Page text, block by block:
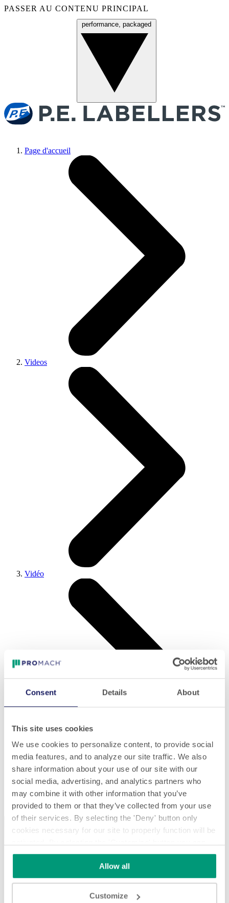
Consent Details About
This site uses cookies
We use cookies to personalize content, to provide social
media features, and to analyze our site traffic. We also
share information about your use of our site with our
social media, advertising, and analytics partners who
may combine it with other information that you’ve
provided to them or that they’ve collected from your use
of their services. By selecting the 'Deny' button only
cookies necessary for our site to properly function will be
choose the individual categories of cookies you want to
Read the complete cookie policy.
Allow all
Customize
PASSER AU CONTENU PRINCIPAL
performance, packaged
Page d'accueil
Videos
Vidéo
Modular SL 2320 - full assembly timelapse
Modular SL 2320 - full assembly timelapse
Play